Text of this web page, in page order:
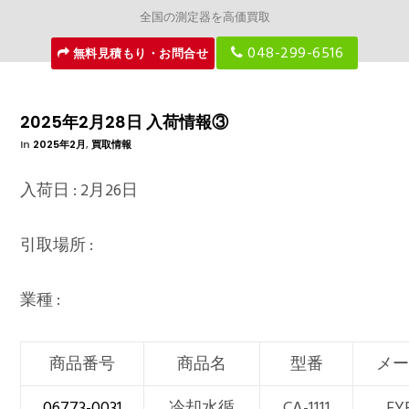
全国の測定器を高価買取
無料見積もり・お問合せ
048-299-6516
2025年2月28日 入荷情報③
In 2025年2月,買取情報
入荷日 : 2月26日
引取場所 :
業種 :
商品番号 商品名 型番
メ